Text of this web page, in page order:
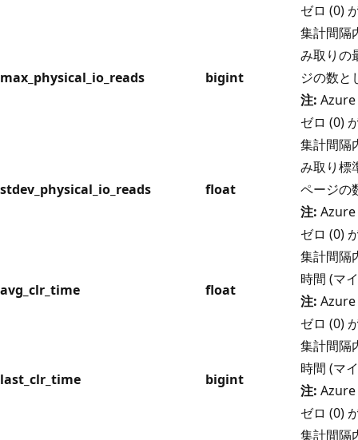
ゼロ (0)
max_physical_io_reads bigint
集計間隔
み取りの
ジの数と
注: Azure
ゼロ (0)
stdev_physical_io_reads float
集計間隔
み取り標
ページの
注: Azure
ゼロ (0)
avg_clr_time float
集計間隔
時間 (マ
注: Azure
ゼロ (0)
last_clr_time bigint
集計間隔
時間 (マ
注: Azure
ゼロ (0)
集計間隔